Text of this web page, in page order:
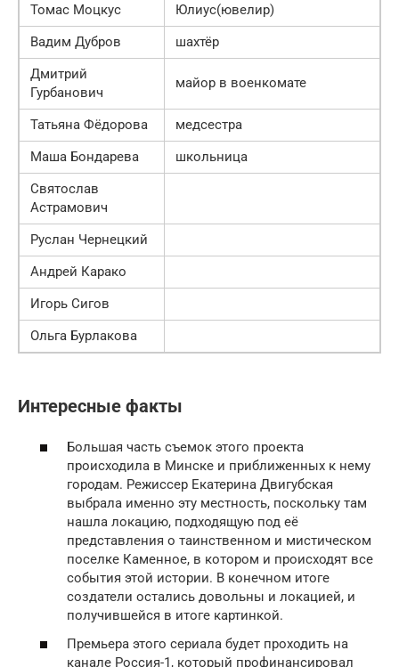
Томас Моцкус
Юлиус(ювелир)
Вадим Дубров
шахтёр
Дмитрий
Гурбанович
майор в военкомате
Татьяна Фёдорова
медсестра
Маша Бондарева
школьница
Святослав
Астрамович
Руслан Чернецкий
Андрей Карако
Игорь Сигов
Ольга Бурлакова
Интересные факты
Большая часть съемок этого проекта
происходила в Минске и приближенных к нему
городам. Режиссер Екатерина Двигубская
выбрала именно эту местность, поскольку там
нашла локацию, подходящую под её
представления о таинственном и мистическом
поселке Каменное, в котором и происходят все
события этой истории. В конечном итоге
создатели остались довольны и локацией, и
получившейся в итоге картинкой.
Премьера этого сериала будет проходить на
канале Россия-1, который профинансировал